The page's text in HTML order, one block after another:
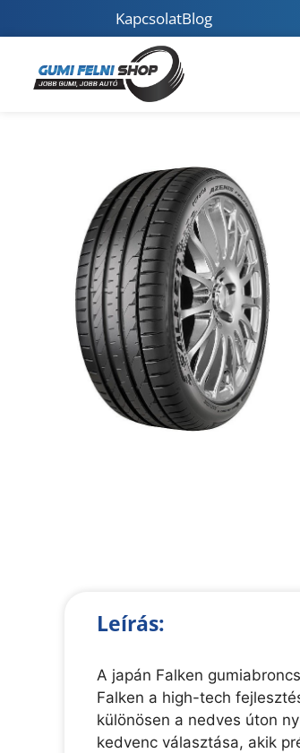
KapcsolatBlog
Leírás:
A japán Falken
Falken a high-tech
különösen a nedves úton
kedvenc választása, akik